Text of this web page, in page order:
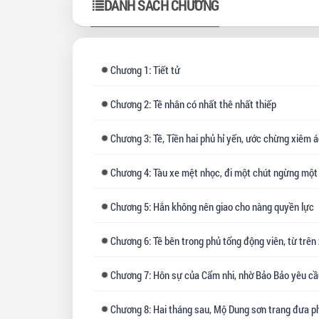
đệ
Lẽ
DANH SÁCH CHƯƠNG
Chương 1: Tiết tử
Chương2: Tề nhân có nhất thê nhất thiếp
Chương3: Tề, Tiền hai phủ hỉ yến, ước chừng xiêm áo
Chương4: Tàu xe mệt nhọc, đi một chút ngừng một chút, một tuần sau, đoàn xe mới đến
Chương 5: Hắn không nên giao cho nàng quyền lực
Chương6: Tề bên trong phủ tổng động viên, từ trên xuống dưới, tất cả đều tìm kiếm
Chương7: Hôn sự của Cẩm nhi, nhờ Bảo Bảo yêu cầu, cuối cùng Tề Nghiêm Đồng cũng đồng ý
Chương8: Hai tháng sau, Mộ Dung sơn trang đưa phó văn tới báo tin trang chủ phu nhân nhân